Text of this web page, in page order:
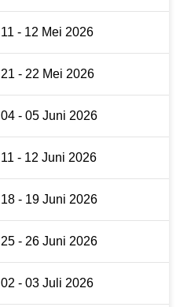
11 - 12 Mei 2026
21 - 22 Mei 2026
04 - 05 Juni 2026
11 - 12 Juni 2026
18 - 19 Juni 2026
25 - 26 Juni 2026
02 - 03 Juli 2026